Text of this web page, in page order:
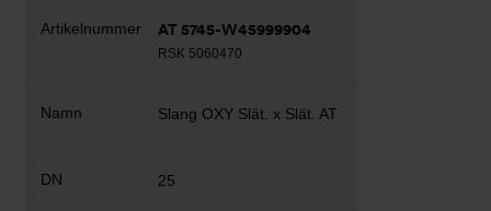
AT 5745-W45999904
RSK 5060470
Slang OXY Slät. x Slät. AT
25